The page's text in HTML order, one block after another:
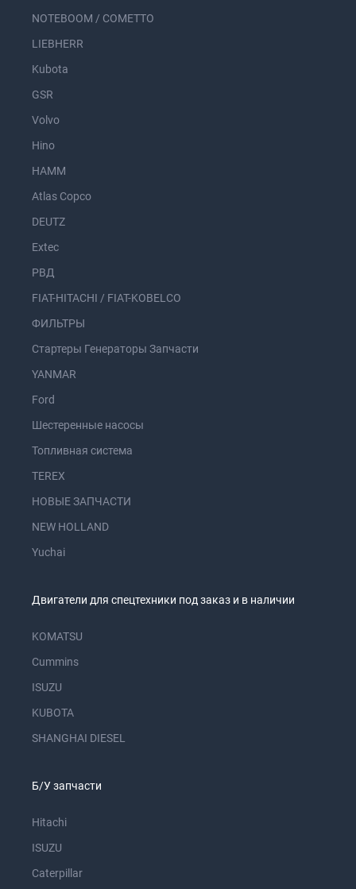
NOTEBOOM / COMETTO
LIEBHERR
Kubota
GSR
Volvo
Hino
HAMM
Atlas Copco
DEUTZ
Extec
РВД
FIAT-HITACHI / FIAT-KOBELCO
ФИЛЬТРЫ
Стартеры Генераторы Запчасти
YANMAR
Ford
Шестеренные насосы
Топливная система
TEREX
НОВЫЕ ЗАПЧАСТИ
NEW HOLLAND
Yuchai
Двигатели для спецтехники под заказ и в наличии
KOMATSU
Cummins
ISUZU
KUBOTA
SHANGHAI DIESEL
Б/У запчасти
Hitachi
ISUZU
Caterpillar